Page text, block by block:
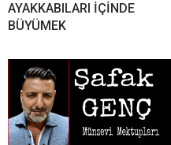
AYAKKABILARI İÇİNDE
BÜYÜMEK